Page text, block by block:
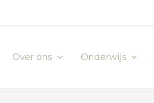
Over ons Onderwijs